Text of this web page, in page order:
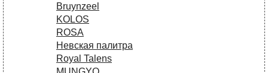
Bruynzeel
KOLOS
ROSA
Невская палитра
Royal Talens